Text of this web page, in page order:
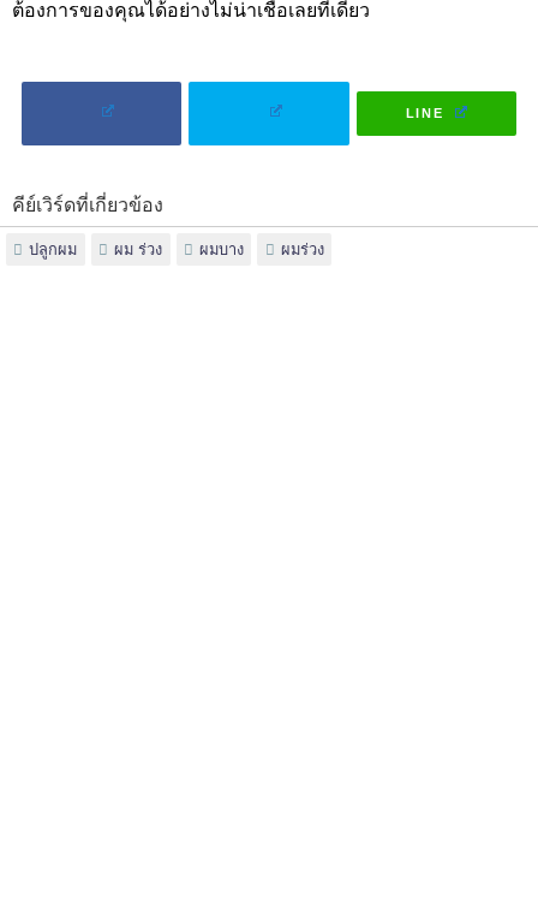
ต้องการของคุณได้อย่างไม่น่าเชื่อเลยทีเดียว
LINE
คีย์เวิร์ดที่เกี่ยวข้อง
ปลูกผม ผม ร่วง ผมบาง ผมร่วง